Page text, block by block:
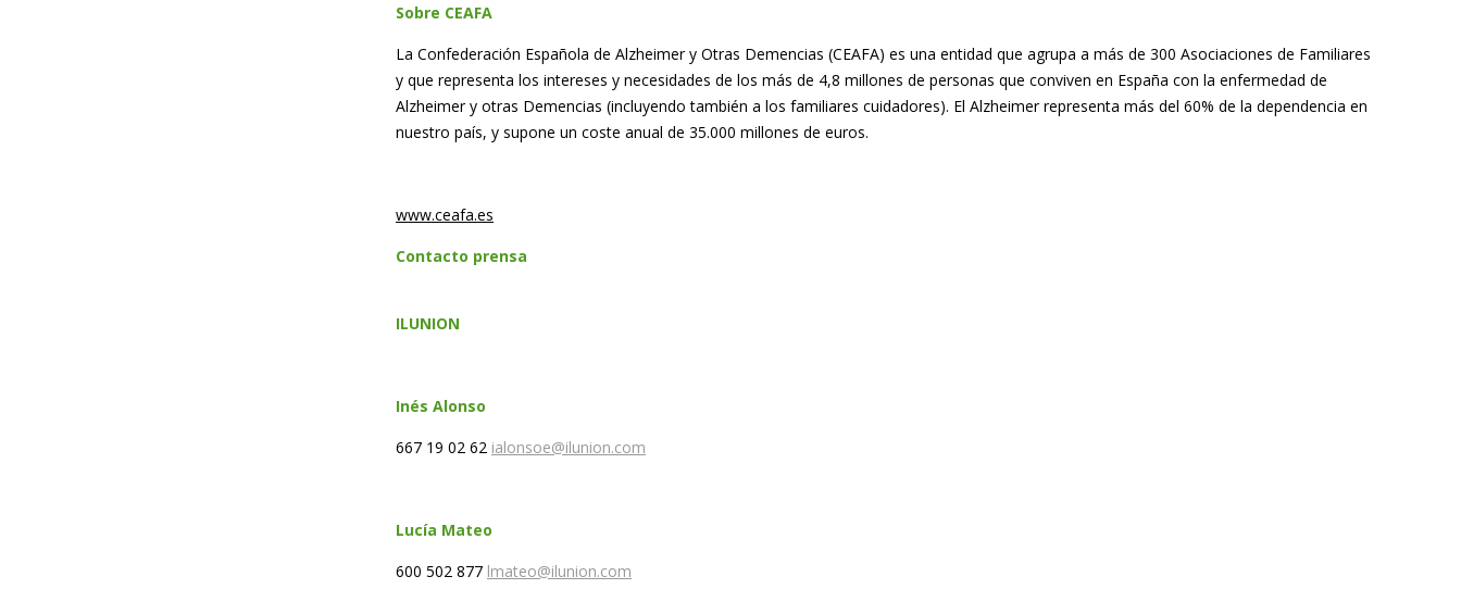
Sobre CEAFA
La Confederación Española de Alzheimer y Otras Demencias (CEAFA) es una entidad que agrupa a más de 300 Asociaciones de Familiares
y que representa los intereses y necesidades de los más de 4,8 millones de personas que conviven en España con la enfermedad de
Alzheimer y otras Demencias (incluyendo también a los familiares cuidadores). El Alzheimer representa más del 60% de la dependencia en
nuestro país, y supone un coste anual de 35.000 millones de euros.
www.ceafa.es
Contacto prensa
ILUNION
Inés Alonso
667 19 02 62 ialonsoe@ilunion.com
Lucía Mateo
600 502 877 lmateo@ilunion.com